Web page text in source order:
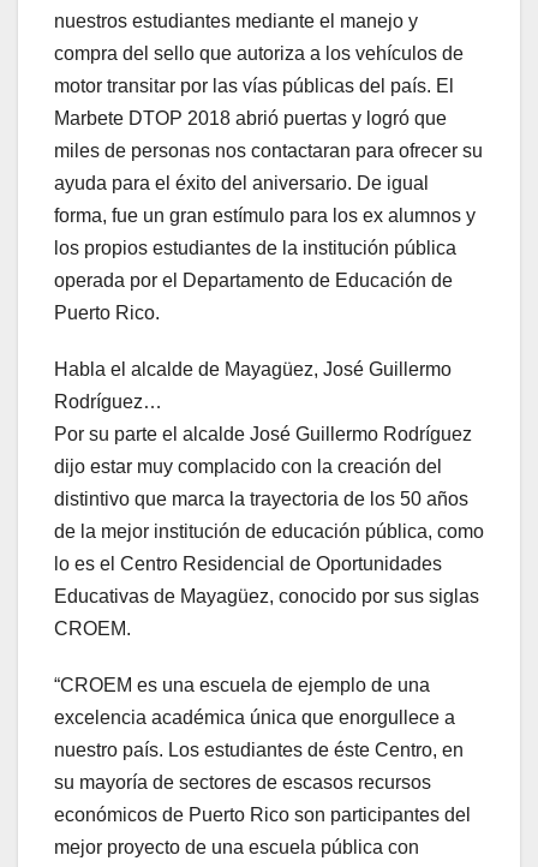
nuestros estudiantes mediante el manejo y
compra del sello que autoriza a los vehículos de
motor transitar por las vías públicas del país. El
Marbete DTOP 2018 abrió puertas y logró que
miles de personas nos contactaran para ofrecer su
ayuda para el éxito del aniversario. De igual
forma, fue un gran estímulo para los ex alumnos y
los propios estudiantes de la institución pública
operada por el Departamento de Educación de
Puerto Rico.
Habla el alcalde de Mayagüez, José Guillermo
Rodríguez…
Por su parte el alcalde José Guillermo Rodríguez
dijo estar muy complacido con la creación del
distintivo que marca la trayectoria de los 50 años
de la mejor institución de educación pública, como
lo es el Centro Residencial de Oportunidades
Educativas de Mayagüez, conocido por sus siglas
CROEM.
“CROEM es una escuela de ejemplo de una
excelencia académica única que enorgullece a
nuestro país. Los estudiantes de éste Centro, en
su mayoría de sectores de escasos recursos
económicos de Puerto Rico son participantes del
mejor proyecto de una escuela pública con